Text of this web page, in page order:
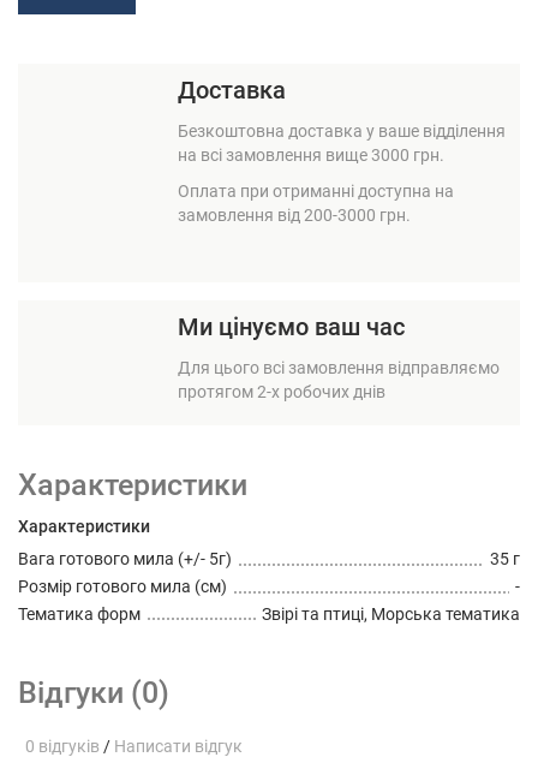
Доставка
Безкоштовна доставка у ваше відділення
на всі замовлення вище 3000 грн.
Оплата при отриманні доступна на
замовлення від 200-3000 грн.
Ми цінуємо ваш час
Для цього всі замовлення відправляємо
протягом 2-х робочих днів
Характеристики
Характеристики
Вага готового мила (+/- 5г)
35 г
Розмір готового мила (см)
-
Тематика форм
Звірі та птиці, Морська тематика
Відгуки (0)
0 відгуків / Написати відгук